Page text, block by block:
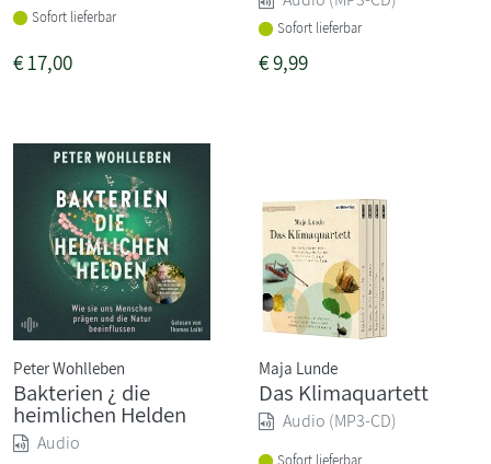
Sofort lieferbar
€17,00
Sofort lieferbar
€9,99
Peter Wohlleben
Bakterien ¿ die
heimlichen Helden
Audio
Maja Lunde
Das Klimaquartett
Audio (MP3-CD)
Sofort lieferbar